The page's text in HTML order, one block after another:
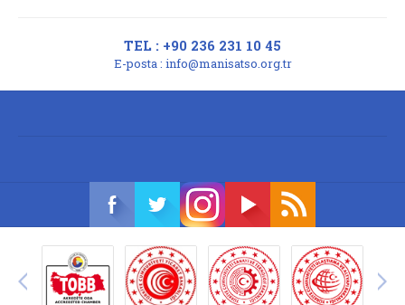
TEL : +90 236 231 10 45
E-posta : info@manisatso.org.tr